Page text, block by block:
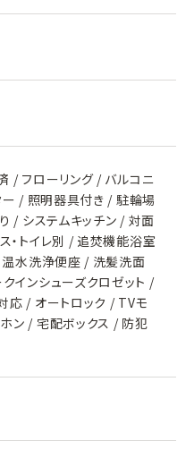
/ フローリング / バルコニ
/ 照明器具付き / 駐輪場
/ システムキッチン / 対面
・トイレ別 / 追焚機能浴室
水洗浄便座 / 洗髪洗面
インシューズクロゼット /
応 / オートロック / TVモ
ン / 宅配ボックス / 防犯